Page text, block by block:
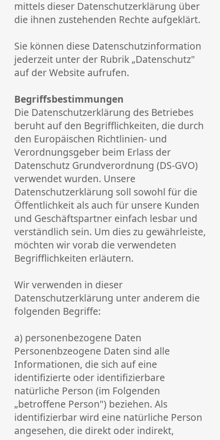
mittels dieser Datenschutzerklärung über
die ihnen zustehenden Rechte aufgeklärt.
Sie können diese Datenschutzinformation
jederzeit unter der Rubrik „Datenschutz"
auf der Website aufrufen.
Begriffsbestimmungen
Die Datenschutzerklärung des Betriebes
beruht auf den Begrifflichkeiten, die durch
den Europäischen Richtlinien- und
Verordnungsgeber beim Erlass der
Datenschutz­ Grundverordnung (DS-GVO)
verwendet wurden. Unsere
Datenschutzerklärung soll sowohl für die
Öffentlichkeit als auch für unsere Kunden
und Geschäftspartner einfach lesbar und
verständlich sein. Um dies zu gewährleiste,
möchten wir vorab die verwendeten
Begrifflichkeiten erläutern.
Wir verwenden in dieser
Datenschutzerklärung unter anderem die
folgenden Begriffe:
a) personenbezogene Daten
Personenbzeogene Daten sind alle
Informationen, die sich auf eine
identifizierte oder identifizierbare
natürliche Person (im Folgenden
„betroffene Person") beziehen. Als
identifizierbar wird eine natürliche Person
angesehen, die direkt oder indirekt,